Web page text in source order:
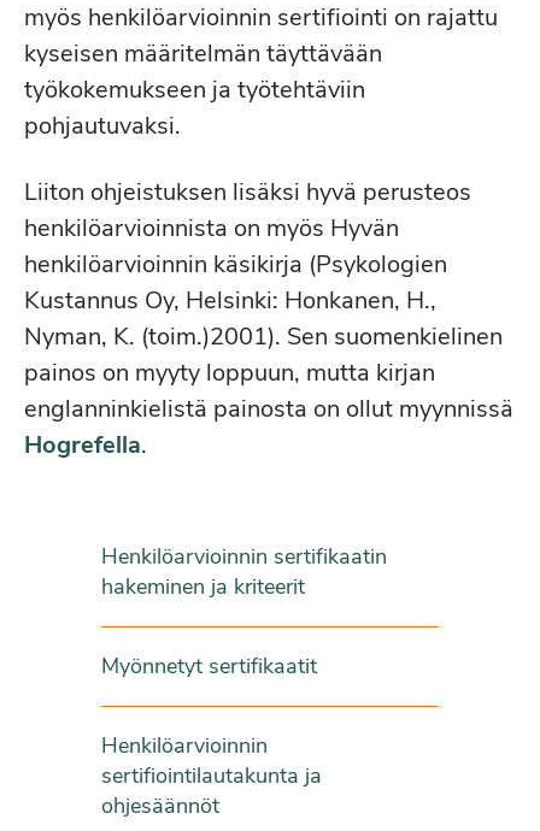
Henkilöarvioinnin sertifikaatin
hakeminen ja kriteerit
Myönnetyt sertifikaatit
Henkilöarvioinnin
sertifiointilautakunta ja
ohjesäännöt
myös henkilöarvioinnin sertifiointi on rajattu
kyseisen määritelmän täyttävään
työkokemukseen ja työtehtäviin
pohjautuvaksi.
Liiton ohjeistuksen lisäksi hyvä perusteos
henkilöarvioinnista on myös Hyvän
henkilöarvioinnin käsikirja (Psykologien
Kustannus Oy, Helsinki: Honkanen, H.,
Nyman, K. (toim.)2001). Sen suomenkielinen
painos on myyty loppuun, mutta kirjan
englanninkielistä painosta on ollut myynnissä
Hogrefella.